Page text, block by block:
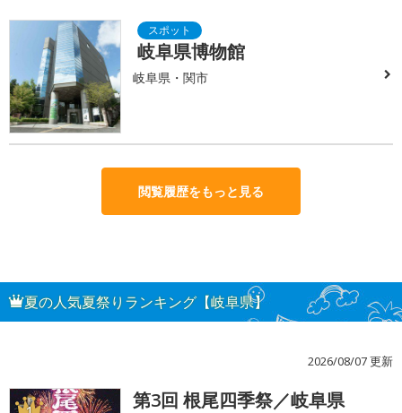
岐阜県博物館
岐阜県・関市
閲覧履歴をもっと見る
夏の人気夏祭りランキング【岐阜県】
2026/08/07 更新
第3回 根尾四季祭／岐阜県